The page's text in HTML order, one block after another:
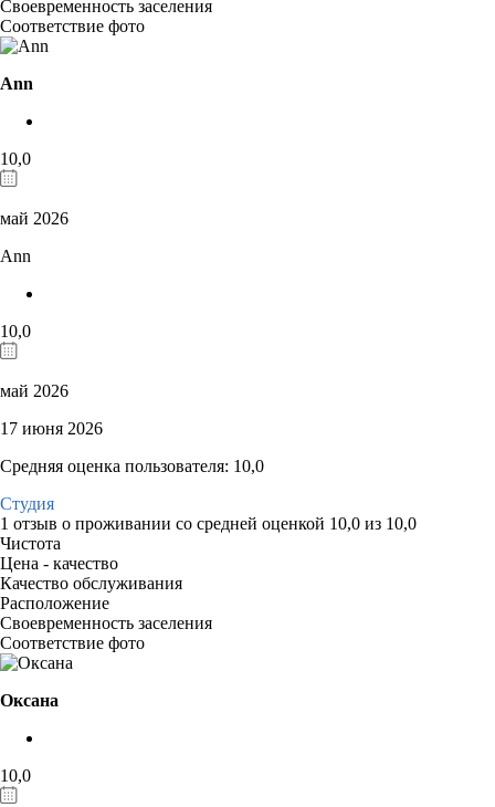
Своевременность заселения
Соответствие фото
Ann
10,0
май 2026
Ann
10,0
май 2026
17 июня 2026
Средняя оценка пользователя: 10,0
Студия
1 отзыв о проживании со средней оценкой 10,0 из 10,0
Чистота
Цена - качество
Качество обслуживания
Расположение
Своевременность заселения
Соответствие фото
Оксана
10,0